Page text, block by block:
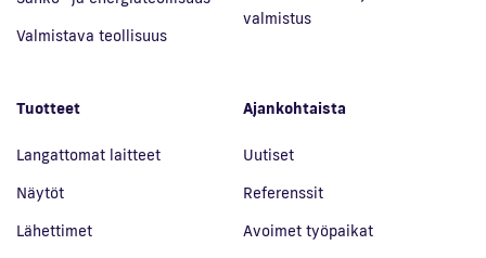
Valmistava teollisuus
valmistus
Tuotteet
Langattomat laitteet
Näytöt
Lähettimet
Ajankohtaista
Uutiset
Referenssit
Avoimet työpaikat